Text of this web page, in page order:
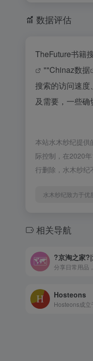
数据评估
TheFuture书籍
""Chinaz数据
搜索的访问速
及需要，一些
本站水木纱纪提供
际控制，在2020
行删除，水木纱纪
水木纱纪致力于优
相关导航
Hosteons